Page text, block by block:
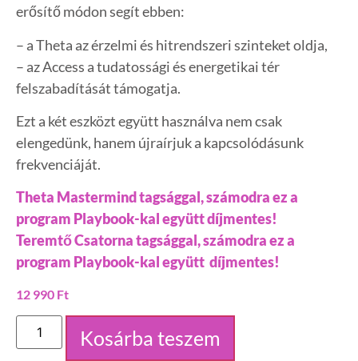
erősítő módon segít ebben:
– a Theta az érzelmi és hitrendszeri szinteket oldja,
– az Access a tudatossági és energetikai tér
felszabadítását támogatja.
Ezt a két eszközt együtt használva nem csak
elengedünk, hanem újraírjuk a kapcsolódásunk
frekvenciáját.
Theta Mastermind tagsággal, számodra ez a
program Playbook-kal együtt díjmentes!
Teremtő Csatorna tagsággal, számodra ez a
program Playbook-kal együtt díjmentes!
12 990 Ft
Kosárba teszem